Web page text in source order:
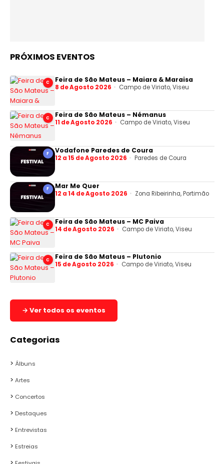
PRÓXIMOS EVENTOS
C Feira de São Mateus – Maiara & Maraisa
8 de Agosto 2026 Campo de Viriato, Viseu
C Feira de São Mateus – Némanus
11 de Agosto 2026 Campo de Viriato, Viseu
F Vodafone Paredes de Coura
12 a 15 de Agosto 2026 Paredes de Coura
F Mar Me Quer
12 a 14 de Agosto 2026 Zona Ribeirinha, Portimão
C Feira de São Mateus – MC Paiva
14 de Agosto 2026 Campo de Viriato, Viseu
C Feira de São Mateus – Plutonio
15 de Agosto 2026 Campo de Viriato, Viseu
→ Ver todos os eventos
Categorias
Álbuns
Artes
Concertos
Destaques
Entrevistas
Estreias